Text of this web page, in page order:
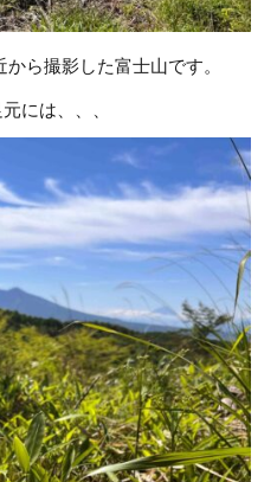
ら撮影した富士山です。
には、、、